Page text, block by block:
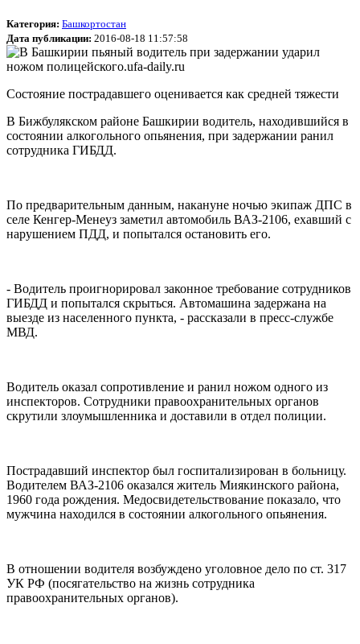
Категория: Башкортостан
Дата публикации: 2016-08-18 11:57:58
Состояние пострадавшего оценивается как средней тяжести
В Бижбулякском районе Башкирии водитель, находившийся в
состоянии алкогольного опьянения, при задержании ранил
сотрудника ГИБДД.
По предварительным данным, накануне ночью экипаж ДПС в
селе Кенгер-Менеуз заметил автомобиль ВАЗ-2106, ехавший с
нарушением ПДД, и попытался остановить его.
- Водитель проигнорировал законное требование сотрудников
ГИБДД и попытался скрыться. Автомашина задержана на
выезде из населенного пункта, - рассказали в пресс-службе
МВД.
Водитель оказал сопротивление и ранил ножом одного из
инспекторов. Сотрудники правоохранительных органов
скрутили злоумышленника и доставили в отдел полиции.
Пострадавший инспектор был госпитализирован в больницу.
Водителем ВАЗ-2106 оказался житель Миякинского района,
1960 года рождения. Медосвидетельствование показало, что
мужчина находился в состоянии алкогольного опьянения.
В отношении водителя возбуждено уголовное дело по ст. 317
УК РФ (посягательство на жизнь сотрудника
правоохранительных органов).